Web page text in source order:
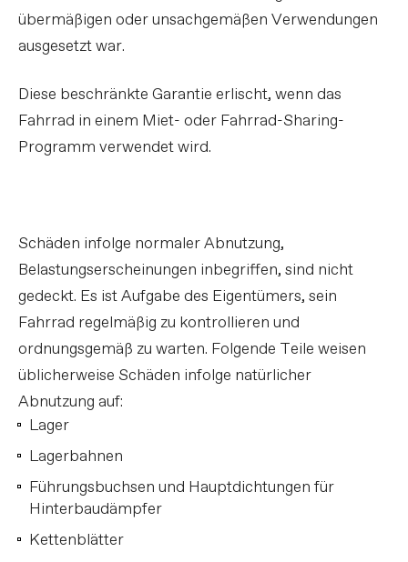
übermäßigen oder unsachgemäßen Verwendungen
ausgesetzt war.
Diese beschränkte Garantie erlischt, wenn das
Fahrrad in einem Miet- oder Fahrrad-Sharing-
Programm verwendet wird.
Schäden infolge normaler Abnutzung,
Belastungserscheinungen inbegriffen, sind nicht
gedeckt. Es ist Aufgabe des Eigentümers, sein
Fahrrad regelmäßig zu kontrollieren und
ordnungsgemäß zu warten. Folgende Teile weisen
üblicherweise Schäden infolge natürlicher
Abnutzung auf:
Lager
Lagerbahnen
Führungsbuchsen und Hauptdichtungen für
Hinterbaudämpfer
Kettenblätter